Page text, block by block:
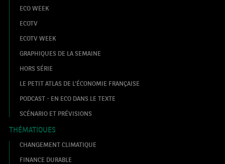
ECO WEEK
ECOTV
ECOTV WEEK
GRAPHIQUES DE LA SEMAINE
HORS SÉRIE
LE PETIT ATLAS DE L’ÉCONOMIE FRANÇAISE
PODCAST - EN ECO DANS LE TEXTE
SCÉNARIO ET PRÉVISIONS
THÉMATIQUES
CHANGEMENT CLIMATIQUE
FINANCE DURABLE